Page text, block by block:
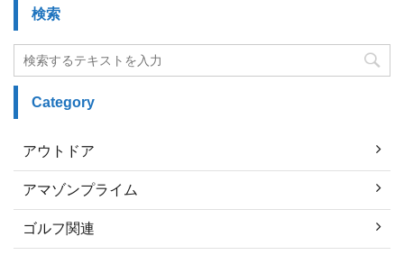
検索
Category
アウトドア
アマゾンプライム
ゴルフ関連